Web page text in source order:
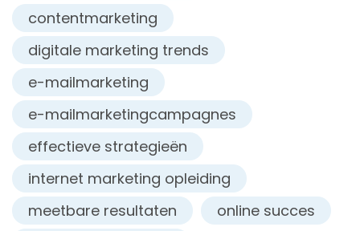
contentmarketing
digitale marketing trends
e-mailmarketing
e-mailmarketingcampagnes
effectieve strategieën
internet marketing opleiding
meetbare resultaten
online succes